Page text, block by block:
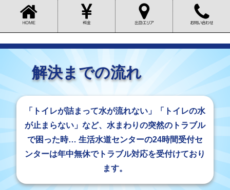
解決までの流れ
「トイレが詰まって水が流れない」「トイレの水
が止まらない」など、水まわりの突然のトラブル
で困った時… 生活水道センターの24時間受付セ
ンターは年中無休でトラブル対応を受付けており
ます。